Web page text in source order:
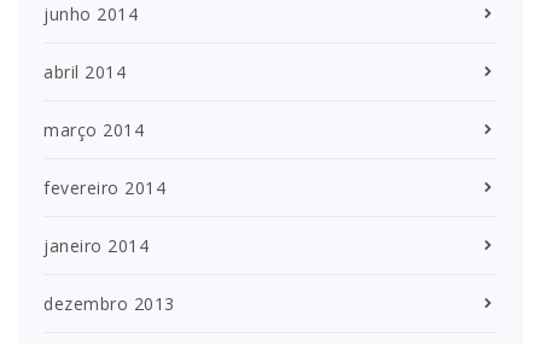
junho 2014
abril 2014
março 2014
fevereiro 2014
janeiro 2014
dezembro 2013